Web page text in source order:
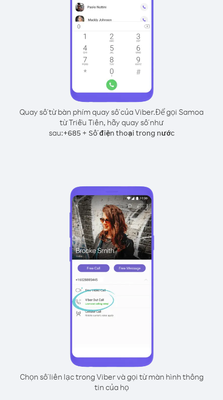
Quay số từ bàn phím quay số của Viber.Để gọi Samoa
từ Triều Tiên, hãy quay số như
sau:+685+ Số điện thoại trong nước
Chọn số liên lạc trong Viber và gọi từ màn hình thông
tin của họ